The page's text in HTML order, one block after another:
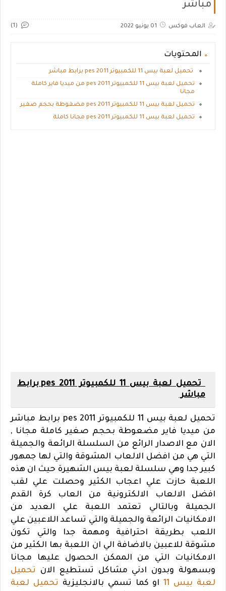
مباشر
العاب فوكس 01 يونيو 2022 (1)
المحتويات
تحميل لعبة بيس 11 للكمبيوتر pes 2011 برابط مباشر
تحميل لعبة بيس 11 للكمبيوتر pes 2011 من ميديا فاير كاملة
مجانا
تحميل لعبة بيس 11 للكمبيوتر pes 2011 مضغوطة بحجم صغير
تحميل لعبة بيس 11 للكمبيوتر pes 2011 مجانا كاملة
تحميل لعبة بيس 11 للكمبيوتر pes 2011 برابط
مباشر
تحميل لعبة بيس 11 للكمبيوتر pes 2011 برابط مباشر
من ميديا فاير مضعوطة بحجم صغير كاملة مجانا ,
الان مع الاصدار الرائع من السلسلة الرائعة والجميلة
التي هي من افضل الالعاب المشوقة والتي لها جمهور
كبير جدا وهي سلسلة لعبة بيس الشهيرة حيث ان هذه
اللعبة حازت علي اعجاب الكثير وحصلت علي لقب
افضل الالعاب الالكترونية من العاب كرة القدم
الجميلة وبالتالي تعتمد اللعبة علي العديد من
الامكانيات الرائعة والجميلة والتي تساعد اللاعبين علي
اللعب بطريقة احترافية ومهمة جدا والتي تكون
مشوقة للاعبين بالاضافة الي ان اللعبة بها الكثير من
الامكانيات التي من الممكن الحصول عليها مجانا
وبسهولة وبدون ادني مشاكل تستطيع الان
تحميل
لعبة بيس 11
او كما تسمي بالانجليزية
تحميل لعبة